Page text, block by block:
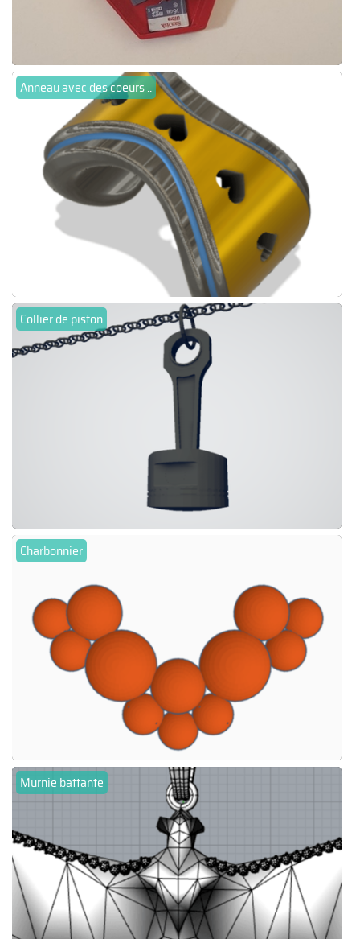
Anneau avec des coeurs ..
Collier de piston
Charbonnier
Murnie battante